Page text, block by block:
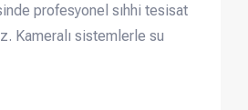
profesyonel sıhhi tesisat
Kameralı sistemlerle su